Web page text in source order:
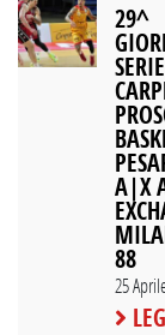
29^
A|X
88
25